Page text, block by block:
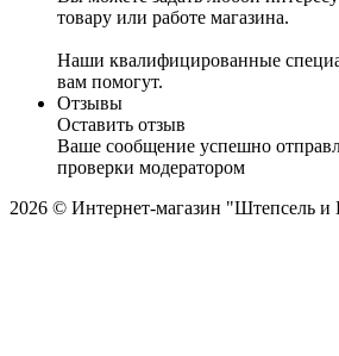
товару или работе магазина.
Наши квалифицированные
вам помогут.
Отзывы
Оставить отзыв
Ваше сообщение успешно
проверки модератором
2026 © Интернет-магазин "Штепсель и